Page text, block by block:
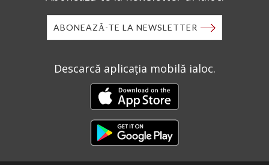
ABONEAZĂ-TE LA NEWSLETTER
Descarcă aplicația mobilă ialoc.